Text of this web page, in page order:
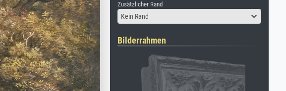
Zusätzlicher Rand
Kein Rand
Bilderrahmen